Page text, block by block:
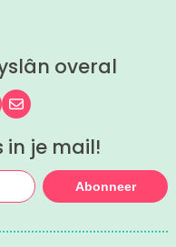
overal
Facebook
op Instagram
ons op Pinterest
Mail ons
in je mail!
Abonneer